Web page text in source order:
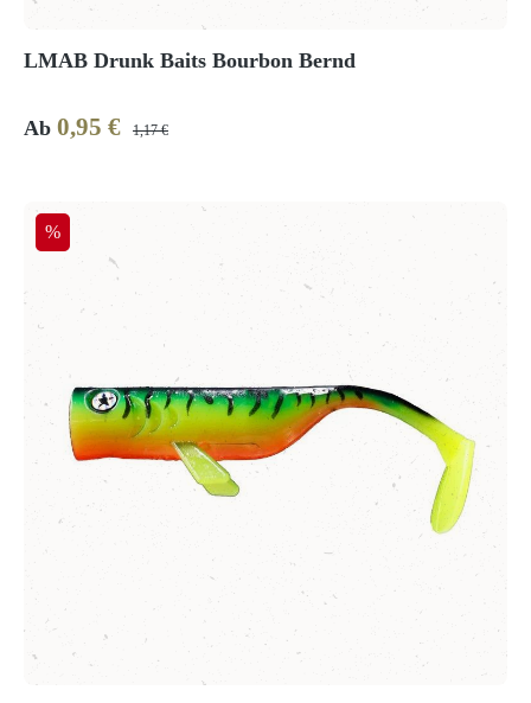
LMAB Drunk Baits Bourbon Bernd
Verkaufspreis:
Ab 0,95 € Regulärer Preis:
1,17 €
Rabatt
%